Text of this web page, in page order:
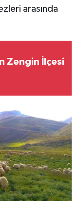
arasında
Zengin İlçesi